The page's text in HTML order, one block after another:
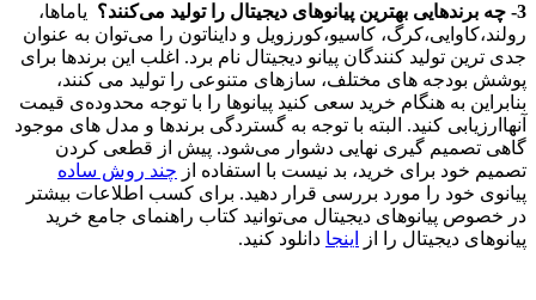
3- چه برندهایی بهترین پیانوهای دیجیتال را تولید می‌كنند؟
یاماها،
رولند،‌كاوایی،‌کرگ، كاسیو،كورزویل و دایناتون را می‌توان به عنوان
جدی ترین تولید كنندگان پیانو دیجیتال نام برد. اغلب این برندها برای
پوشش بودجه های مختلف، سازهای متنوعی را تولید می كنند،
بنابراین به هنگام خرید سعی كنید پیانوها را با توجه محدوده‌ی قیمت
آنهاارزیابی كنید. البته با توجه به گستردگی برندها و مدل های موجود
گاهی تصمیم گیری نهایی دشوار می‌شود. پیش از قطعی کردن
تصمیم خود برای خرید، بد نیست با استفاده از چند روش ساده
پیانوی خود را مورد بررسی قرار دهید. برای کسب اطلاعات بیشتر
در خصوص پیانوهای دیجیتال می‌توانید کتاب راهنمای جامع خرید
پیانوهای دیجیتال را از
اینجا دانلود کنید.